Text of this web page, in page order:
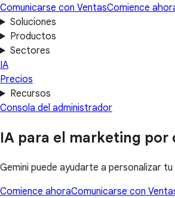
Comunicarse con VentasComience
Soluciones
Productos
Sectores
IA
Precios
Recursos
Consola del administrador
IA para el marketing
Gemini puede ayudarte a personalizar
Comience ahoraComunicarse con